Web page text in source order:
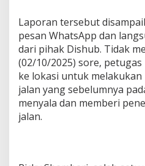
Laporan tersebut
pesan WhatsApp dan
dari pihak Dishub. Tidak
(02/10/2025) sore,
ke lokasi untuk
jalan yang sebelumnya
menyala dan memberi
jalan.